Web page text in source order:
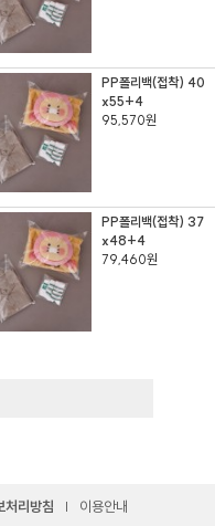
PP폴리백(접착) 40
x55+4
95,570원
PP폴리백(접착) 37
x48+4
79,460원
처리방침 이용안내